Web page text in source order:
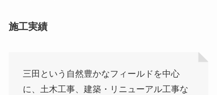
施工実績
三田という自然豊かなフィールドを中心
に、土木工事、建築・リニューアル工事な